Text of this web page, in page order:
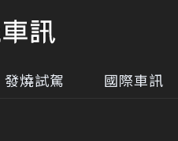
發燒試駕 國際車訊